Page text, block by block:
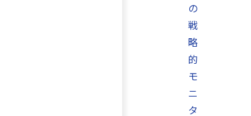
の
戦
略
的
モ
ニ
タ